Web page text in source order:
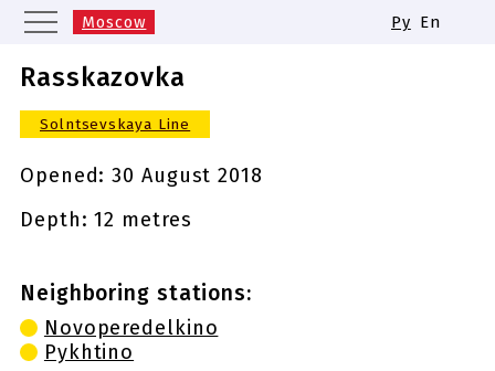
Moscow
Kazan
Nizhny Novgorod
Novosibirsk
Same names of metro stations
Ру En
Rasskazovka
Solntsevskaya Line
Opened:30 August 2018
Depth: 12 metres
Neighboring stations:
Novoperedelkino
Pykhtino